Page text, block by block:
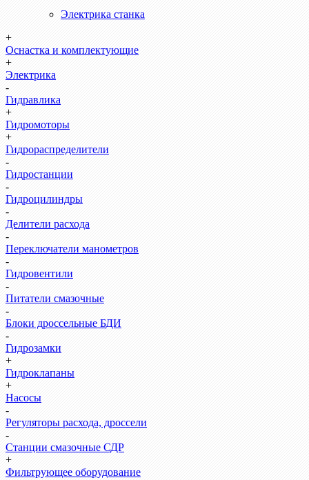
Электрика станка
+
Оснастка и комплектующие
+
Электрика
-
Гидравлика
+
Гидромоторы
+
Гидрораспределители
-
Гидростанции
-
Гидроцилиндры
-
Делители расхода
-
Переключатели манометров
-
Гидровентили
-
Питатели смазочные
-
Блоки дроссельные БДИ
-
Гидрозамки
+
Гидроклапаны
+
Насосы
-
Регуляторы расхода, дроссели
-
Станции смазочные СДР
+
Фильтрующее оборудование